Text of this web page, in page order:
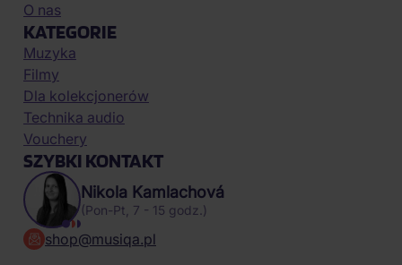
O nas
KATEGORIE
Muzyka
Filmy
Dla kolekcjonerów
Technika audio
Vouchery
SZYBKI KONTAKT
Nikola Kamlachová
(Pon-Pt, 7 - 15 godz.)
shop@musiqa.pl